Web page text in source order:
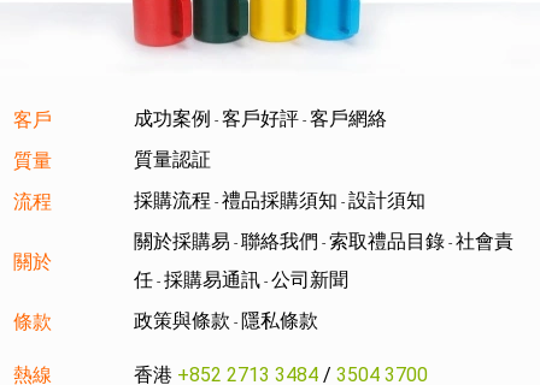
客戶 成功案例 - 客戶好評 - 客戶網絡
質量
質量認証
流程
採購流程 - 禮品採購須知 - 設計須知
關於
關於採購易 - 聯絡我們 - 索取禮品目錄 - 社會責
任 - 採購易通訊 - 公司新聞
條款
政策與條款 - 隱私條款
熱線 香港 +852 2713 3484 / 3504 3700